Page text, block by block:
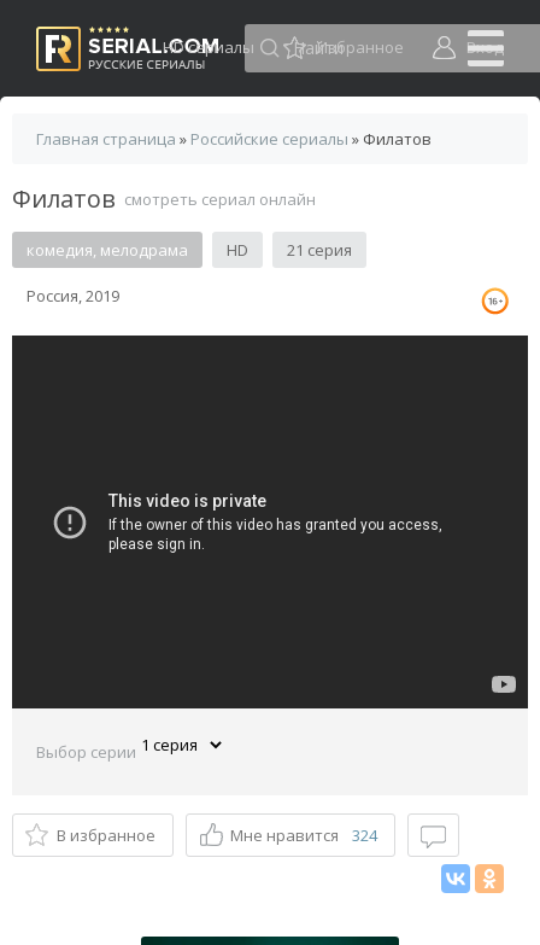
HD сериалы Избранное Вход
Главная страница » Российские сериалы » Филатов
Филатов смотреть сериал онлайн
комедия, мелодрама HD 21 серия
Россия, 2019
Выбор серии
В избранное Мне нравится 324